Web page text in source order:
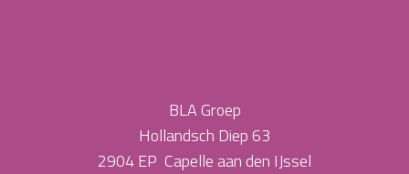
BLA Groep
Hollandsch Diep 63
2904 EP Capelle aan den IJssel